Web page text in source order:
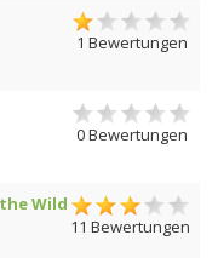
1 Bewertungen
0 Bewertungen
Wild
11 Bewertungen